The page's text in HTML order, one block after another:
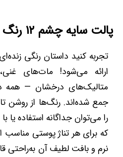
پالت سایه چشم ۱۲ رنگ
تجربه کنید داستان رنگی
ارائه می‌شود! مات‌های
متالیک‌های درخشان — همه
جمع شده‌اند. رنگ‌ها از روشن
را می‌توان جداگانه استفاده
که برای هر تناژ پوستی
نرم و بافت لطیف آن به‌راحتی